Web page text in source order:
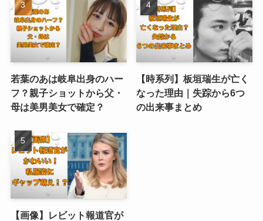
若葉のあは岐阜出身のハー
フ？親子ショットから父・
母は美男美女で確定？
【時系列】板垣瑞生が亡く
なった理由｜失踪から6つ
の出来事まとめ
【画像】レビット報道官が